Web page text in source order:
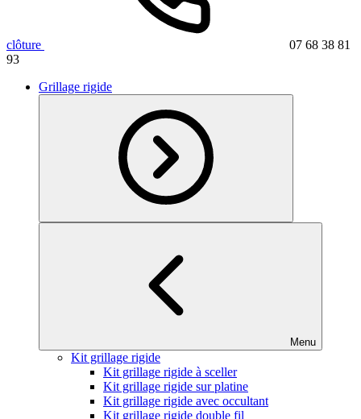
clôture
07 68 38 81
93
Grillage rigide
Menu
Kit grillage rigide
Kit grillage rigide à sceller
Kit grillage rigide sur platine
Kit grillage rigide avec occultant
Kit grillage rigide double fil